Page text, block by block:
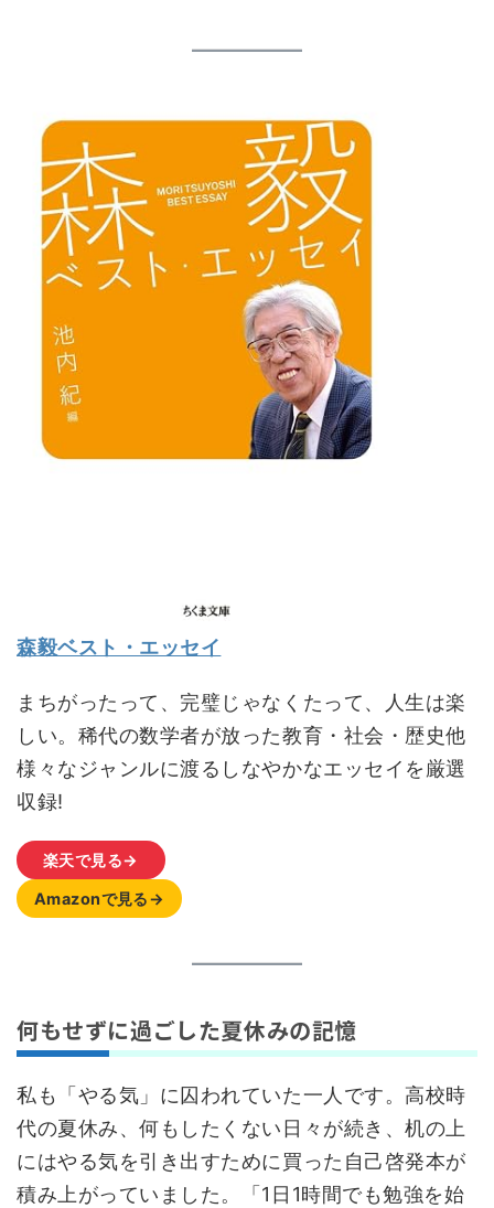
森毅ベスト・エッセイ
まちがったって、完璧じゃなくたって、人生は楽
しい。稀代の数学者が放った教育・社会・歴史他
様々なジャンルに渡るしなやかなエッセイを厳選
収録!
楽天で見る→
Amazonで見る→
何もせずに過ごした夏休みの記憶
私も「やる気」に囚われていた一人です。高校時
代の夏休み、何もしたくない日々が続き、机の上
にはやる気を引き出すために買った自己啓発本が
積み上がっていました。「1日1時間でも勉強を始